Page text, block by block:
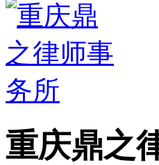
重庆鼎之